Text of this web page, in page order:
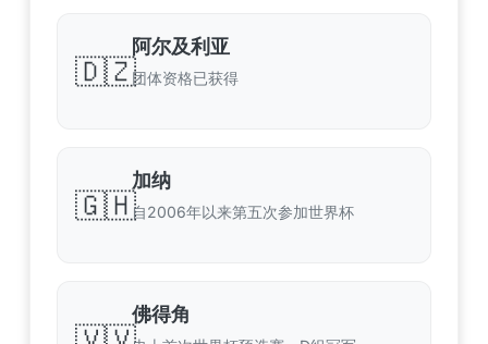
🇩🇿
阿尔及利亚
团体资格已获得
🇬🇭
加纳
自2006年以来第五次参加世界杯
佛得角